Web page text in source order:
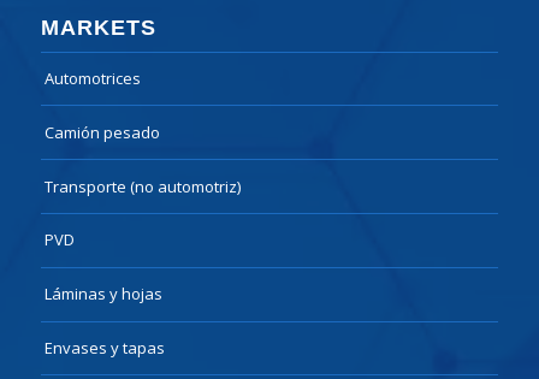
MARKETS
Automotrices
Camión pesado
Transporte (no automotriz)
PVD
Láminas y hojas
Envases y tapas